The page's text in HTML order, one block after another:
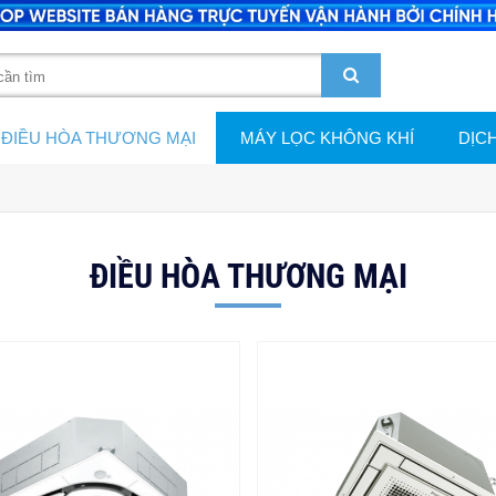
ĐIỀU HÒA THƯƠNG MẠI MÁY LỌC KHÔNG KHÍ
ĐIỀU HÒA THƯƠNG MẠI